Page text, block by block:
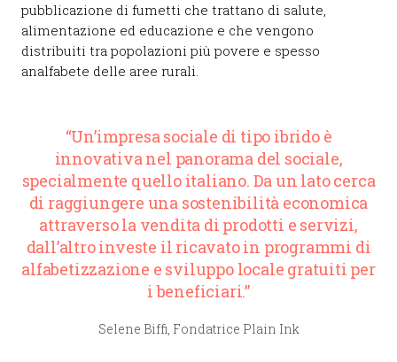
pubblicazione di fumetti che trattano di salute,
alimentazione ed educazione e che vengono
distribuiti tra popolazioni più povere e spesso
analfabete delle aree rurali.
“Un’impresa sociale di tipo ibrido è
innovativa nel panorama del sociale,
specialmente quello italiano. Da un lato cerca
di raggiungere una sostenibilità economica
attraverso la vendita di prodotti e servizi,
dall’altro investe il ricavato in programmi di
alfabetizzazione e sviluppo locale gratuiti per
i beneficiari.”
Selene Biffi, Fondatrice Plain Ink